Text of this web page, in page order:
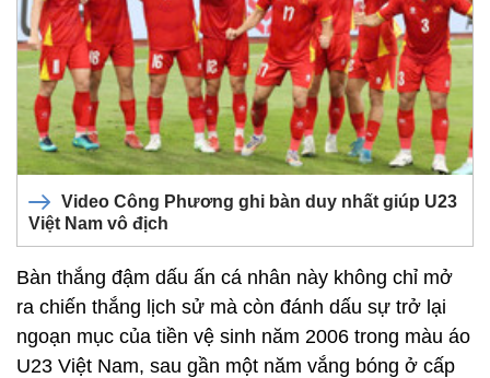
Video Công Phương ghi bàn duy nhất giúp U23
Việt Nam vô địch
Bàn thắng đậm dấu ấn cá nhân này không chỉ mở
ra chiến thắng lịch sử mà còn đánh dấu sự trở lại
ngoạn mục của tiền vệ sinh năm 2006 trong màu áo
U23 Việt Nam, sau gần một năm vắng bóng ở cấp